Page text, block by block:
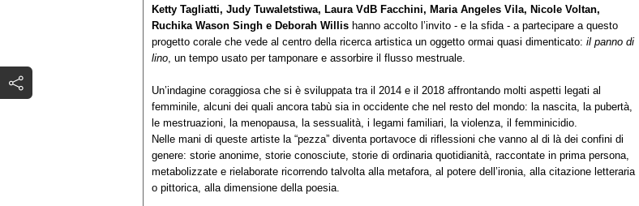
Ketty Tagliatti, Judy Tuwaletstiwa, Laura VdB Facchini, Maria Angeles Vila, Nicole Voltan,
Ruchika Wason Singh e Deborah Willis hanno accolto l’invito - e la sfida - a partecipare a questo
progetto corale che vede al centro della ricerca artistica un oggetto ormai quasi dimenticato: il panno di
lino , un tempo usato per tamponare e assorbire il flusso mestruale.
Un’indagine coraggiosa che si è sviluppata tra il 2014 e il 2018 affrontando molti aspetti legati al
femminile, alcuni dei quali ancora tabù sia in occidente che nel resto del mondo: la nascita, la pubertà,
le mestruazioni, la menopausa, la sessualità, i legami familiari, la violenza, il femminicidio.
Nelle mani di queste artiste la “pezza” diventa portavoce di riflessioni che vanno al di là dei confini di
genere: storie anonime, storie conosciute, storie di ordinaria quotidianità, raccontate in prima persona,
metabolizzate e rielaborate ricorrendo talvolta alla metafora, al potere dell’ironia, alla citazione letteraria
o pittorica, alla dimensione della poesia.